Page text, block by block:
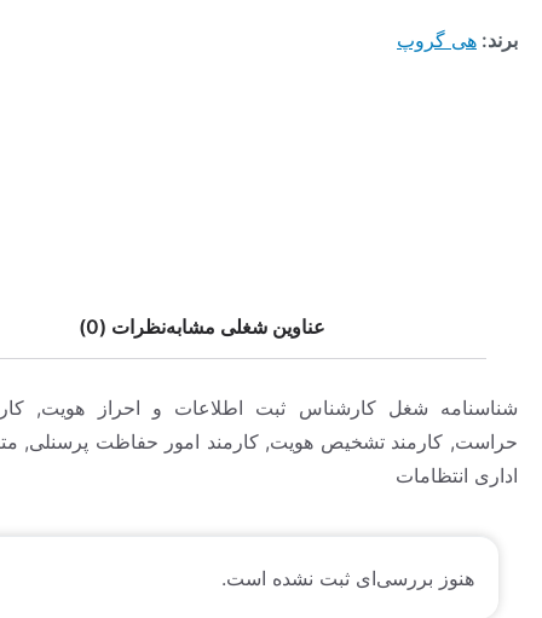
گروپ
عناوین شغلی مشابهنظرات (0)
شغل کارشناس ثبت اطلاعات و احراز هویت, کارمند اداری
تشخیص هویت, کارمند امور حفاظت پرسنلی, متصدی امور
بررسی‌ای ثبت نشده است.